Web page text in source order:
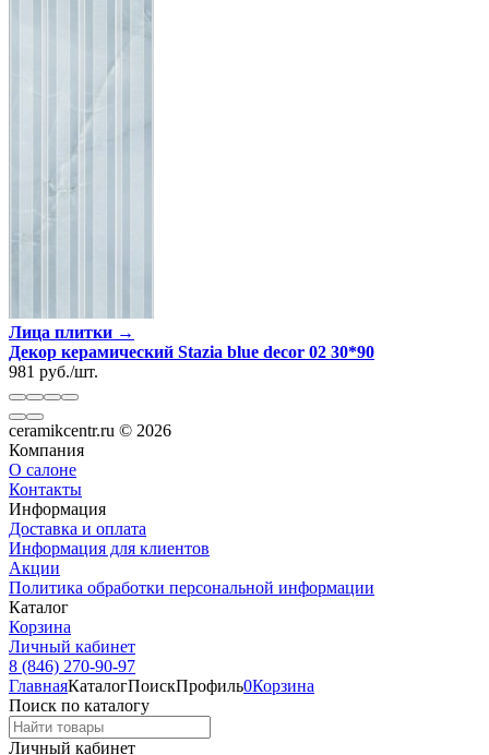
Лица плитки →
Декор керамический Stazia blue decor 02 30*90
981 руб./шт.
ceramikcentr.ru © 2026
Компания
О салоне
Контакты
Информация
Доставка и оплата
Информация для клиентов
Акции
Политика обработки персональной информации
Каталог
Корзина
Личный кабинет
8 (846) 270-90-97
ГлавнаяКаталогПоискПрофиль0Корзина
Поиск по каталогу
Личный кабинет